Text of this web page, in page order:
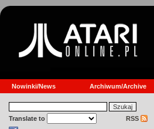
Nowinki/News Archiwum/Archive
Translate to RSS